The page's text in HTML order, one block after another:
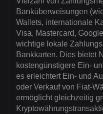
Banküberweisungen
Wallets, internationale
Visa, Mastercard,
wichtige lokale
Bankkarten. Dies bietet
kostengünstigere Ein-
es erleichtert Ein- und
oder Verkauf von Fiat-
ermöglicht gleichzeitig